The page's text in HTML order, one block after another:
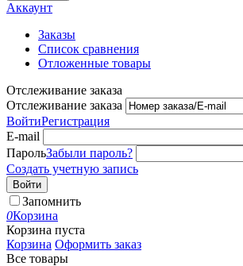
Аккаунт
Заказы
Список сравнения
Отложенные товары
Отслеживание заказа
Отслеживание заказа
ВойтиРегистрация
E-mail
ПарольЗабыли пароль?
Создать учетную запись
Войти
Запомнить
0Корзина
Корзина пуста
Корзина Оформить заказ
Все товары